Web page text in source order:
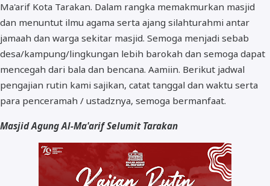
Ma'arif Kota Tarakan. Dalam rangka memakmurkan masjid
dan menuntut ilmu agama serta ajang silahturahmi antar
jamaah dan warga sekitar masjid. Semoga menjadi sebab
desa/kampung/lingkungan lebih barokah dan semoga dapat
mencegah dari bala dan bencana. Aamiin. Berikut jadwal
pengajian rutin kami sajikan, catat tanggal dan waktu serta
para penceramah / ustadznya, semoga bermanfaat.
Masjid Agung Al-Ma'arif Selumit Tarakan